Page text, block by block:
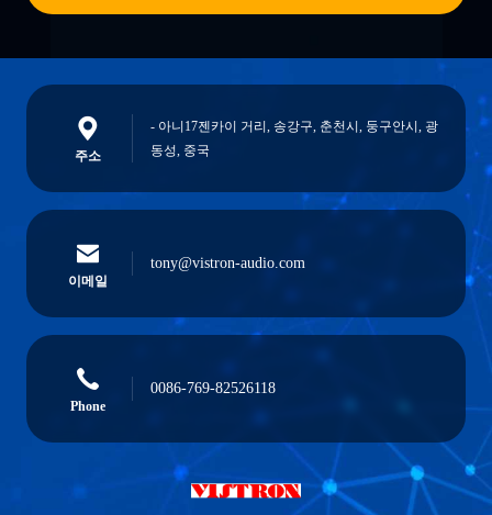
주소
- 아니17젠카이 거리, 송강구, 춘천시, 둥구안시, 광
동성, 중국
이메일
tony@vistron-audio.com
Phone
0086-769-82526118